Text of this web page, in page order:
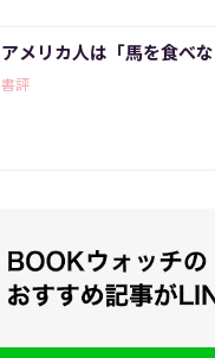
アメリカ人は「馬を食べな
書評